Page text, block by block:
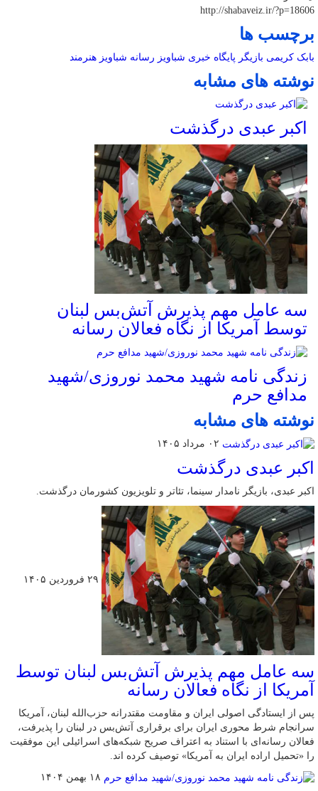
http://shabaveiz.ir/?p=18606
برچسب ها
بابک کریمی بازیگر پایگاه خبری شباویز رسانه شباویز هنرمند
نوشته های مشابه
اکبر عبدی درگذشت
سه عامل مهم پذیرش آتش‌بس لبنان
توسط آمریکا از نگاه فعالان رسانه
زندگی نامه شهید محمد نوروزی/شهید
مدافع حرم
نوشته های مشابه
۰۲ مرداد ۱۴۰۵
اکبر عبدی درگذشت
اکبر عبدی، بازیگر نامدار سینما، تئاتر و تلویزیون کشورمان درگذشت.
۲۹ فروردین ۱۴۰۵
سه عامل مهم پذیرش آتش‌بس لبنان توسط
آمریکا از نگاه فعالان رسانه
پس از ایستادگی اصولی ایران و مقاومت مقتدرانه حزب‌الله لبنان، آمریکا
سرانجام شرط محوری ایران برای برقراری آتش‌بس در لبنان را پذیرفت،
فعالان رسانه‌ای با استناد به اعتراف صریح شبکه‌های اسرائیلی این موفقیت
را «تحمیل اراده ایران به آمریکا» توصیف کرده اند.
۱۸ بهمن ۱۴۰۴